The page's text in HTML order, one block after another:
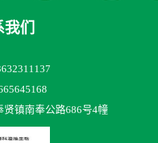
我们
镇南奉公路686号4幢